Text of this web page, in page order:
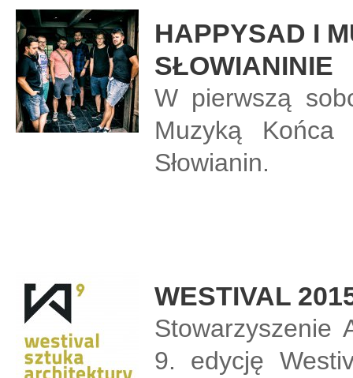
HAPPYSAD I
SŁOWIANINIE
W pierwszą
Muzyką
Słowianin.
WESTIVAL
Stowarzyszenie
9. edycję